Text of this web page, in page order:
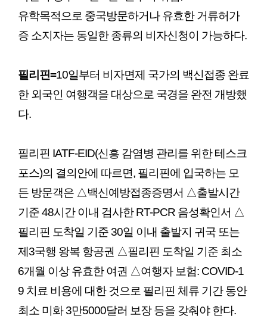
유학목적으로 중국방문하거나 유효한 거류허가
증 소지자는 동일한 종류의 비자신청이 가능하다.
필리핀=10일부터 비자면제 국가의 백신접종 완료
한 외국인 여행객을 대상으로 국경을 완전 개방했
다.
필리핀 IATF-EID(신흥 감염병 관리를 위한 테스크
포스)의 결의안에 따르면, 필리핀에 입국하는 모
든 방문객은 △백신예방접종증명서 △출발시간
기준 48시간 이내 검사한 RT-PCR 음성확인서 △
필리핀 도착일 기준 30일 이내 출발지 귀국 또는
제3국행 왕복 항공권 △필리핀 도착일 기준 최소
6개월 이상 유효한 여권 △여행자 보험: COVID-1
9 치료 비용에 대한 것으로 필리핀 체류 기간 동안
최소 미화 3만5000달러 보장 등을 갖춰야 한다.